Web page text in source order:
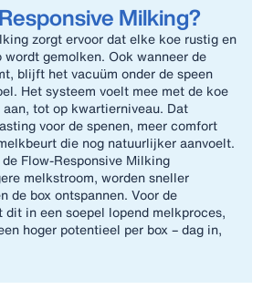
Milking?
zorgt ervoor dat elke koe rustig en
gemolken. Ook wanneer de
blijft het vacuüm onder de speen
Het systeem voelt mee met de koe
tot op kwartierniveau. Dat
voor de spenen, meer comfort
die nog natuurlijker aanvoelt.
Flow-Responsive Milking
melkstroom, worden sneller
de box ontspannen. Voor de
dit in een soepel lopend melkproces,
hoger potentieel per box – dag in,